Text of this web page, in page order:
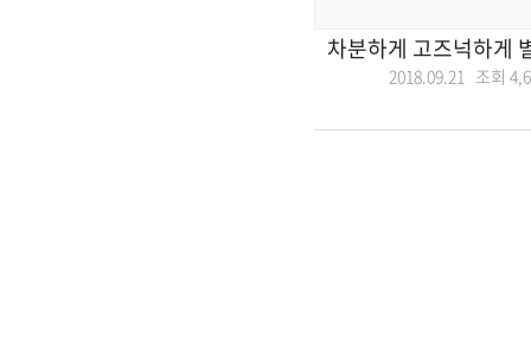
차분하게 고즈넉하게
2018.09.21 조회